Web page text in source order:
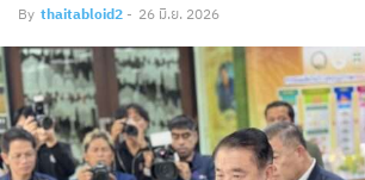
By thaitabloid2 - 26 มิ.ย. 2026